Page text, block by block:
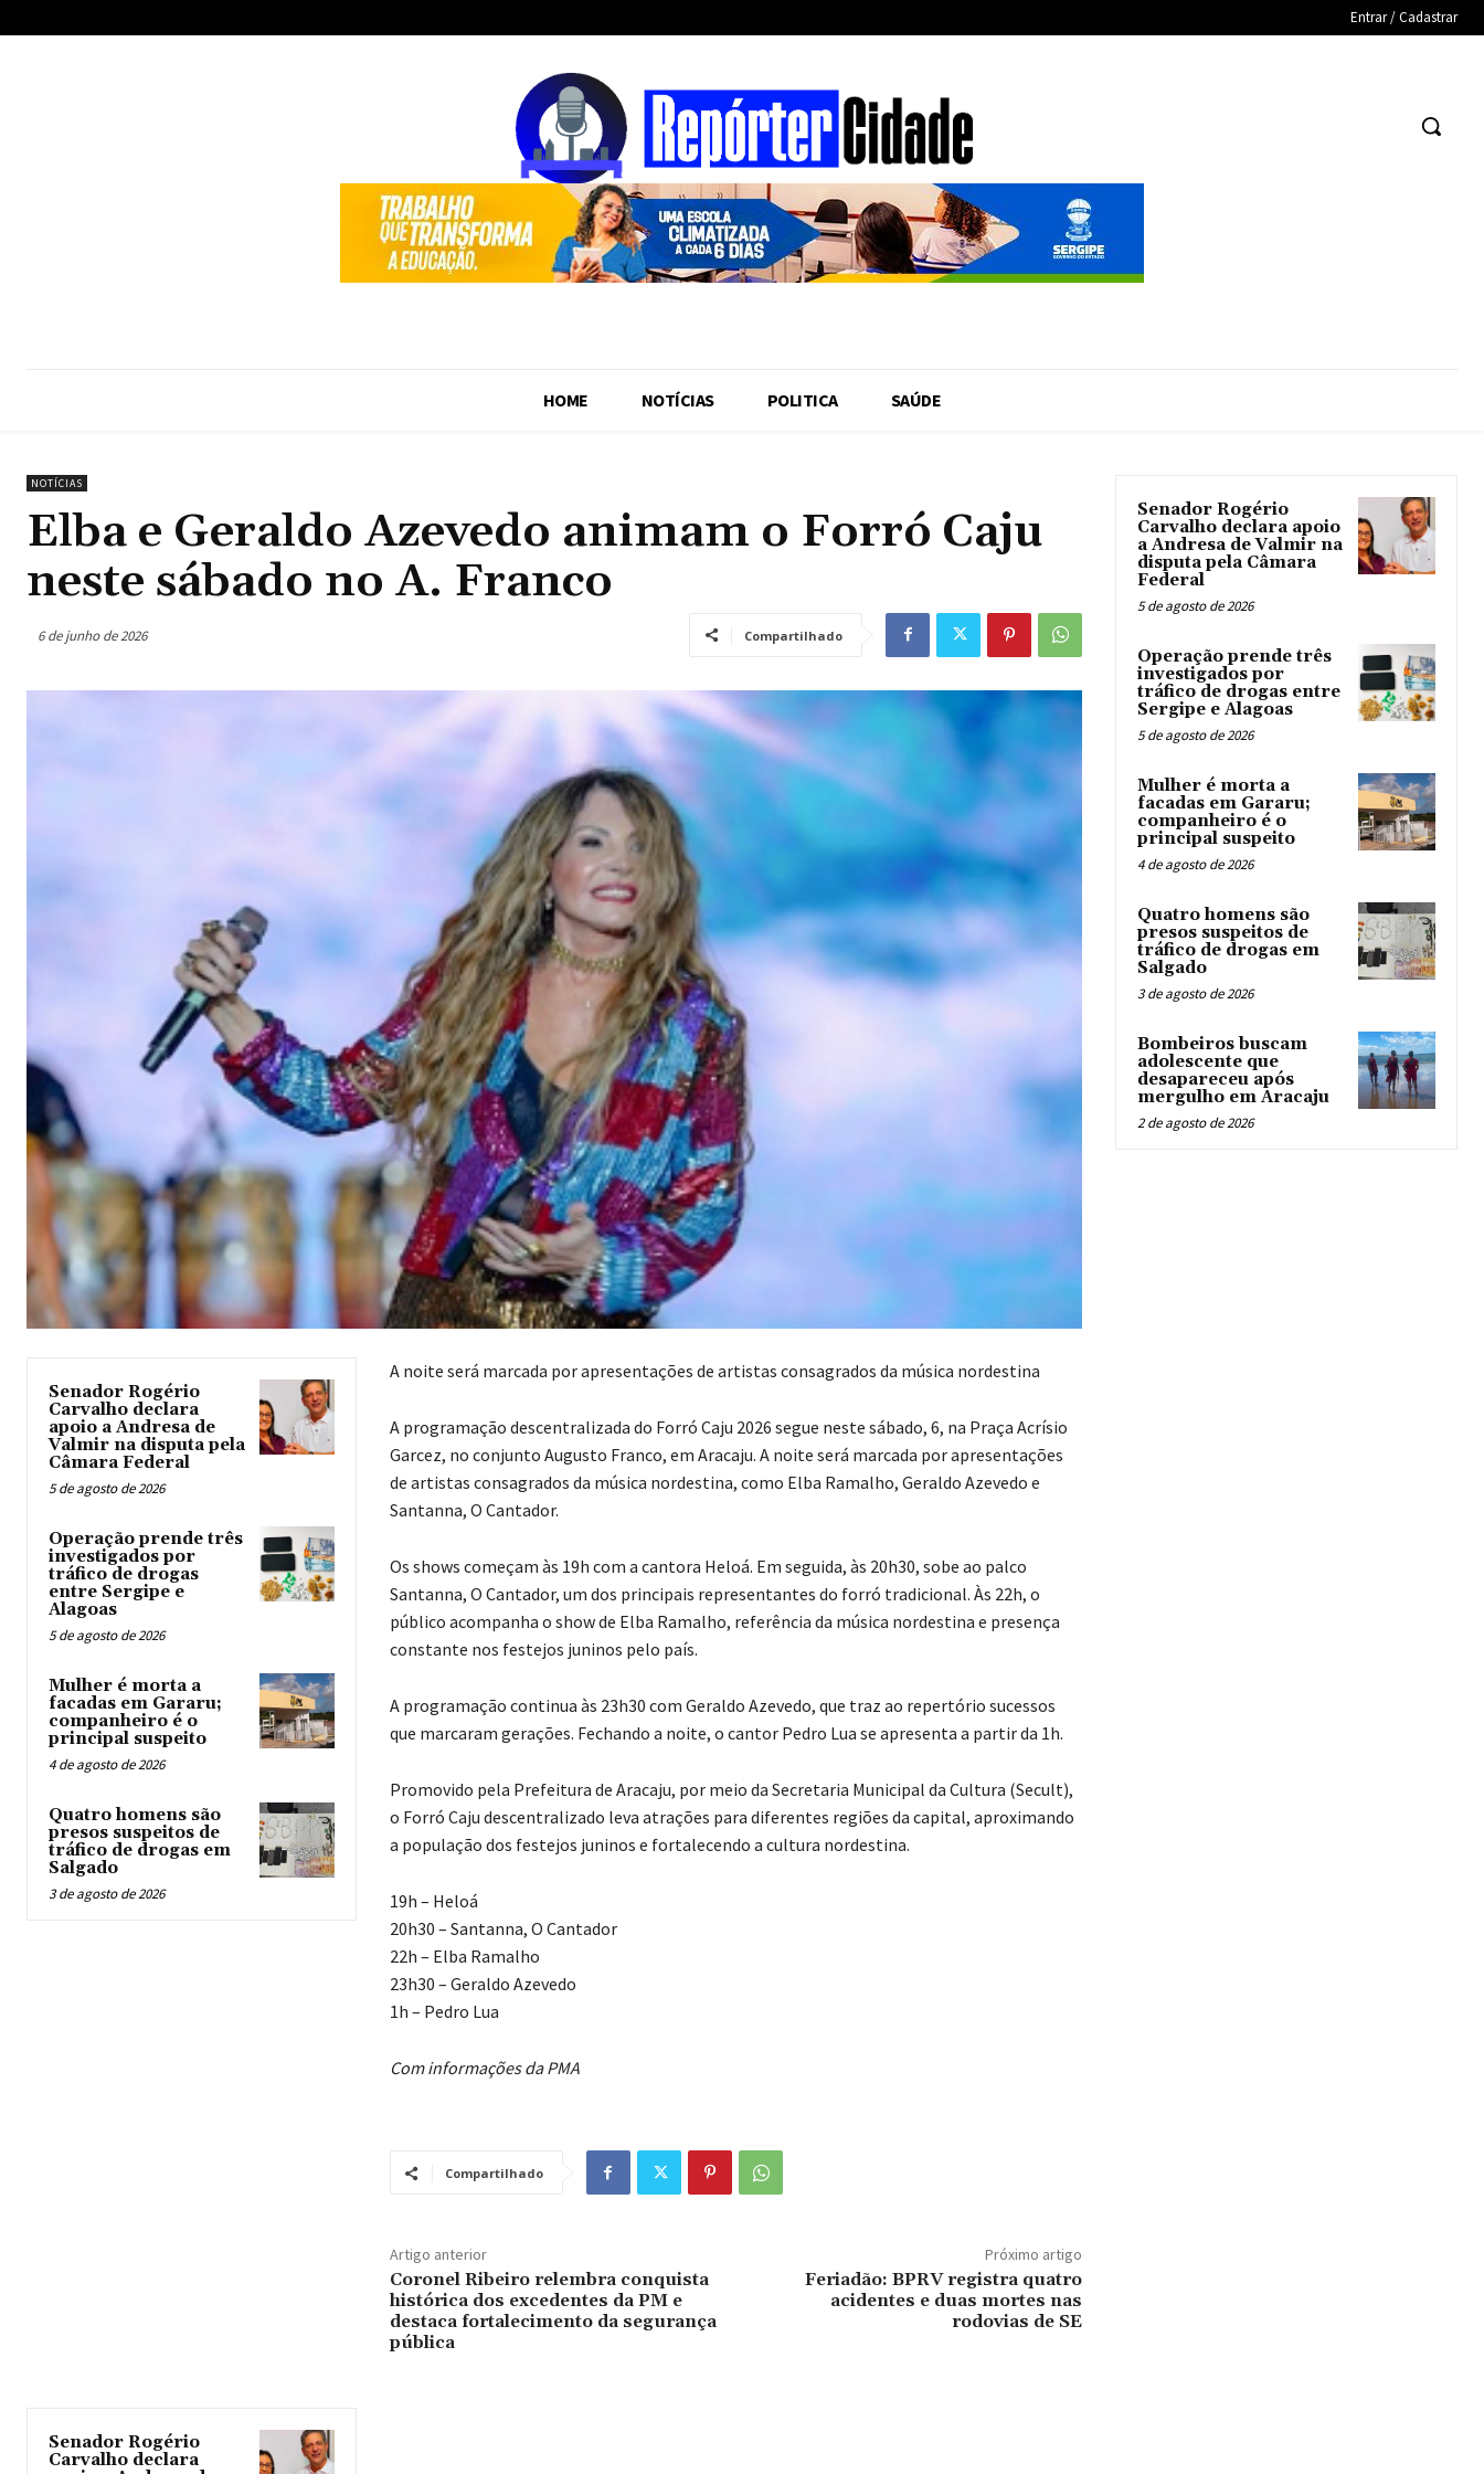
Entrar / Cadastrar
HOME NOTÍCIAS POLITICA SAÚDE
NOTÍCIAS
Elba e Geraldo Azevedo animam o Forró Caju
neste sábado no A. Franco
6 de junho de 2026 Compartilhado
Senador Rogério
Carvalho declara
apoio a Andresa de
Valmir na disputa pela
Câmara Federal
5 de agosto de 2026
Operação prende três
investigados por
tráfico de drogas
entre Sergipe e
Alagoas
5 de agosto de 2026
Mulher é morta a
facadas em Gararu;
companheiro é o
principal suspeito
4 de agosto de 2026
Quatro homens são
presos suspeitos de
tráfico de drogas em
Salgado
3 de agosto de 2026
A noite será marcada por apresentações de artistas consagrados da música nordestina
A programação descentralizada do Forró Caju 2026 segue neste sábado, 6, na Praça Acrísio
Garcez, no conjunto Augusto Franco, em Aracaju. A noite será marcada por apresentações
de artistas consagrados da música nordestina, como Elba Ramalho, Geraldo Azevedo e
Santanna, O Cantador.
Os shows começam às 19h com a cantora Heloá. Em seguida, às 20h30, sobe ao palco
Santanna, O Cantador, um dos principais representantes do forró tradicional. Às 22h, o
público acompanha o show de Elba Ramalho, referência da música nordestina e presença
constante nos festejos juninos pelo país.
A programação continua às 23h30 com Geraldo Azevedo, que traz ao repertório sucessos
que marcaram gerações. Fechando a noite, o cantor Pedro Lua se apresenta a partir da 1h.
Promovido pela Prefeitura de Aracaju, por meio da Secretaria Municipal da Cultura (Secult),
o Forró Caju descentralizado leva atrações para diferentes regiões da capital, aproximando
a população dos festejos juninos e fortalecendo a cultura nordestina.
19h – Heloá
20h30 – Santanna, O Cantador
22h – Elba Ramalho
23h30 – Geraldo Azevedo
1h – Pedro Lua
Com informações da PMA
Compartilhado
Artigo anterior
Coronel Ribeiro relembra conquista
histórica dos excedentes da PM e
destaca fortalecimento da segurança
pública
Próximo artigo
Feriadão: BPRV registra quatro
acidentes e duas mortes nas
rodovias de SE
Senador Rogério
Carvalho declara
Senador Rogério
Carvalho declara apoio
a Andresa de Valmir na
disputa pela Câmara
Federal
5 de agosto de 2026
Operação prende três
investigados por
tráfico de drogas entre
Sergipe e Alagoas
5 de agosto de 2026
Mulher é morta a
facadas em Gararu;
companheiro é o
principal suspeito
4 de agosto de 2026
Quatro homens são
presos suspeitos de
tráfico de drogas em
Salgado
3 de agosto de 2026
Bombeiros buscam
adolescente que
desapareceu após
mergulho em Aracaju
2 de agosto de 2026